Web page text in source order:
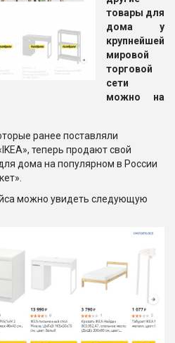
товары для
дома у
крупнейшей
мировой
торговой
сети
можно на
ранее поставляли
теперь продают свой
дома на популярном в России
можно увидеть следующую